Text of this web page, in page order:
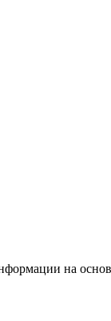
на